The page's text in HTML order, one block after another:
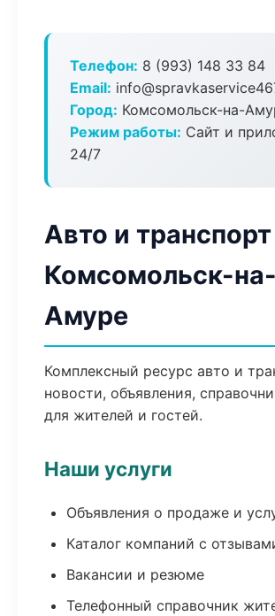
Телефон: 8 (993) 148 33 84
Email:
Город: Комсомольск-на-
Режим работы: Сайт и
24/7
Авто и
Комсомольск-на-
Амуре
Комплексный ресурс авто и
новости, объявления,
для жителей и гостей.
Наши услуги
Объявления о продаже и
Каталог компаний с
Вакансии и резюме
Телефонный справочник